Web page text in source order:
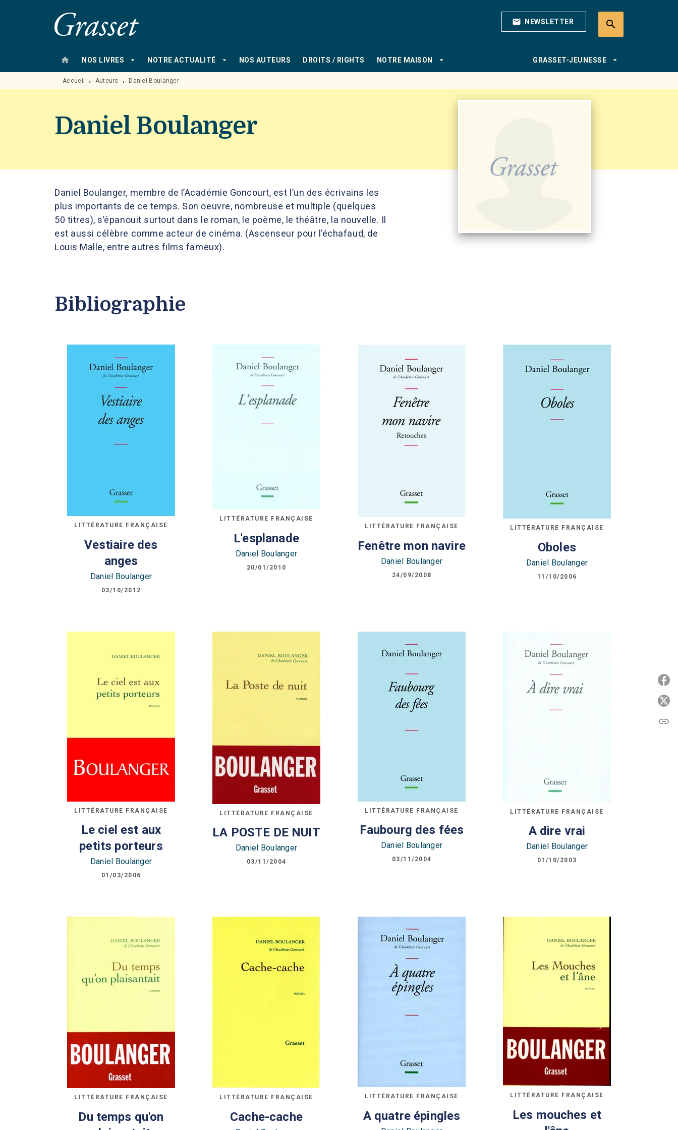
MENU RECHERCHE mail NEWSLETTER search
home NOS LIVRES arrow_drop_down NOTRE ACTUALITÉ arrow_drop_down NOS AUTEURS DROITS / RIGHTS NOTRE MAISON arrow_drop_down GRASSET-JEUNESSE arrow_drop_down
Accueil • Auteurs • Daniel Boulanger
Daniel Boulanger
Daniel Boulanger, membre de l’Académie Goncourt, est l’un des écrivains les
plus importants de ce temps. Son oeuvre, nombreuse et multiple (quelques
50 titres), s’épanouit surtout dans le roman, le poème, le théâtre, la nouvelle. Il
est aussi célèbre comme acteur de cinéma. (Ascenseur pour l’échafaud, de
Louis Malle, entre autres films fameux).
Bibliographie
LITTÉRATURE FRANÇAISE
Vestiaire des
anges
Daniel Boulanger
03/10/2012
LITTÉRATURE FRANÇAISE
L'esplanade
Daniel Boulanger
20/01/2010
LITTÉRATURE FRANÇAISE
Fenêtre mon navire
Daniel Boulanger
24/09/2008
LITTÉRATURE FRANÇAISE
Oboles
Daniel Boulanger
11/10/2006
LITTÉRATURE FRANÇAISE
Le ciel est aux
petits porteurs
Daniel Boulanger
01/03/2006
LITTÉRATURE FRANÇAISE
LA POSTE DE NUIT
Daniel Boulanger
03/11/2004
LITTÉRATURE FRANÇAISE
Faubourg des fées
Daniel Boulanger
03/11/2004
LITTÉRATURE FRANÇAISE
A dire vrai
Daniel Boulanger
01/10/2003
LITTÉRATURE FRANÇAISE
Du temps qu'on
LITTÉRATURE FRANÇAISE
Cache-cache
LITTÉRATURE FRANÇAISE
A quatre épingles
LITTÉRATURE FRANÇAISE
Les mouches et
link